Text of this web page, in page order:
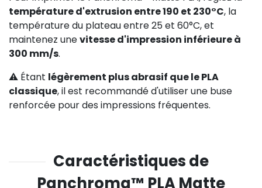
température d'extrusion entre 190 et 230°C, la
température du plateau entre 25 et 60°C, et
maintenez unevitesse d'impression inférieure à
300 mm/s.
⚠️ Étant légèrement plus abrasif que le PLA
classique, il est recommandé d'utiliser une buse
renforcée pour des impressions fréquentes.
Caractéristiques de
Panchroma™ PLA Matte